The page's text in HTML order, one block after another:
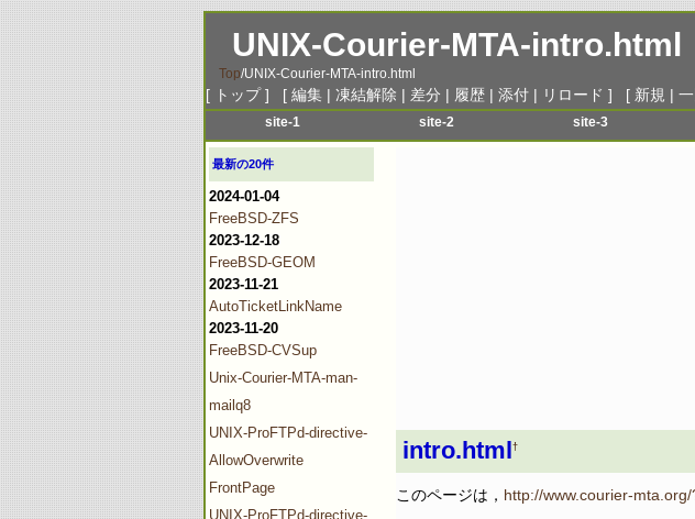
UNIX-Courier-MTA-intro.html
Top/UNIX-Courier-MTA-intro.html
[ トップ] [ 編集 | 凍結解除 | 差分 | 履歴 | 添付 | リロード ] [ 新規 |
site-1
menu-1
menu-2
menu-3
menu-5
menu-6
site-2
menu-1
site-3
最新の20件
2024-01-04
FreeBSD-ZFS
2023-12-18
FreeBSD-GEOM
2023-11-21
AutoTicketLinkName
2023-11-20
FreeBSD-CVSup
Unix-Courier-MTA-man-
mailq8
UNIX-ProFTPd-directive-
AllowOverwrite
FrontPage
UNIX-ProFTPd-directive-
intro.html†
このページは， http://www.courier-